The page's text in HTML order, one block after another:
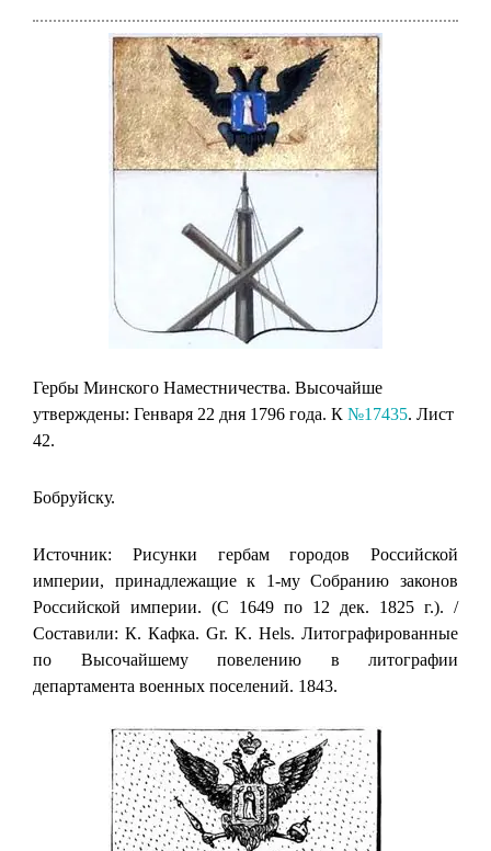
Гербы Минского Наместничества. Высочайше
утверждены: Генваря 22 дня 1796 года. К №17435. Лист
42.
Бобруйску.
Источник: Рисунки гербам городов Российской
империи, принадлежащие к 1-му Собранию законов
Российской империи. (С 1649 по 12 дек. 1825 г.). /
Составили: К. Кафка. Gr. K. Hels. Литографированные
по Высочайшему повелению в литографии
департамента военных поселений. 1843.